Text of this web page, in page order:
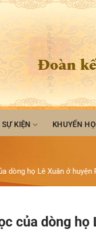
Đoàn
KIỆN KHUYẾN
dòng họ Lê Xuân ở huyện
của dòng họ